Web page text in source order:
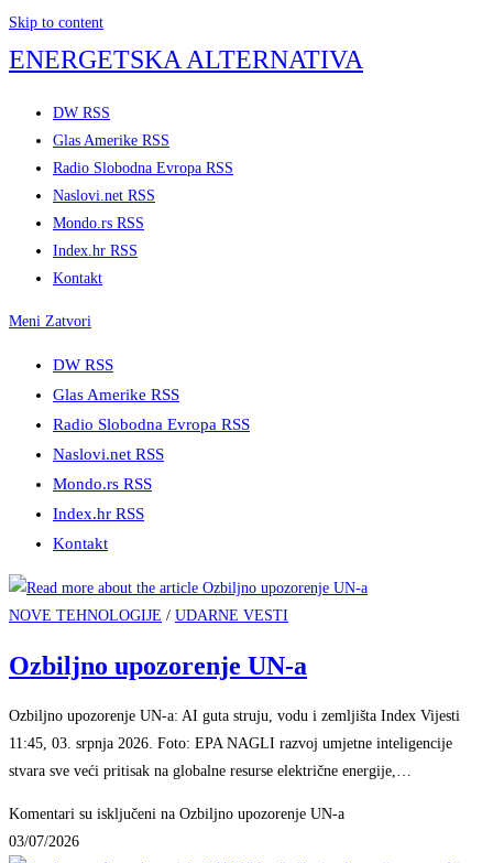
Skip to content
ENERGETSKA ALTERNATIVA
DW RSS
Glas Amerike RSS
Radio Slobodna Evropa RSS
Naslovi.net RSS
Mondo.rs RSS
Index.hr RSS
Kontakt
Meni Zatvori
DW RSS
Glas Amerike RSS
Radio Slobodna Evropa RSS
Naslovi.net RSS
Mondo.rs RSS
Index.hr RSS
Kontakt
NOVE TEHNOLOGIJE / UDARNE VESTI
Ozbiljno upozorenje UN-a
Ozbiljno upozorenje UN-a: AI guta struju, vodu i zemljišta Index Vijesti
11:45, 03. srpnja 2026. Foto: EPA NAGLI razvoj umjetne inteligencije
stvara sve veći pritisak na globalne resurse električne energije,…
Komentari su isključeni na Ozbiljno upozorenje UN-a
03/07/2026